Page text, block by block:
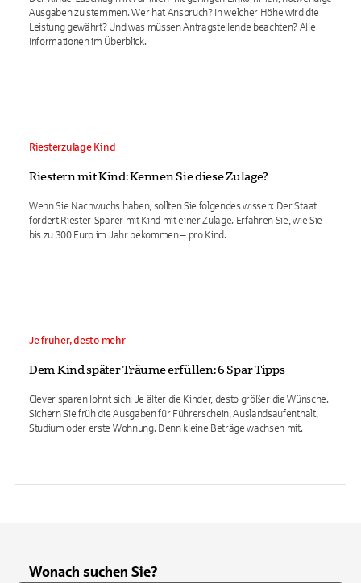
Ausgaben zu stemmen. Wer hat Anspruch? In welcher Höhe wird die
Leistung gewährt? Und was müssen Antragstellende beachten? Alle
Informationen im Überblick.
Riesterzulage Kind
Riestern mit Kind: Kennen Sie diese Zulage?
Wenn Sie Nachwuchs haben, sollten Sie folgendes wissen: Der Staat
fördert Riester-Sparer mit Kind mit einer Zulage. Erfahren Sie, wie Sie
bis zu 300 Euro im Jahr bekommen – pro Kind.
Je früher, desto mehr
Dem Kind später Träume erfüllen: 6 Spar-Tipps
Clever sparen lohnt sich: Je älter die Kinder, desto größer die Wünsche.
Sichern Sie früh die Ausgaben für Führerschein, Auslandsaufenthalt,
Studium oder erste Wohnung. Denn kleine Beträge wachsen mit.
Wonach suchen Sie?